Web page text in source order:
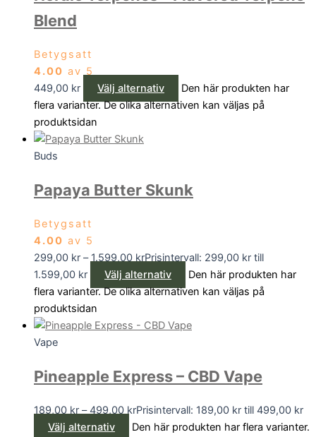
Blend
Betygsatt
4.00 av 5
449,00 kr Välj alternativ
Den här produkten har
flera varianter. De olika alternativen kan väljas på
produktsidan
Buds
Papaya Butter Skunk
Betygsatt
4.00 av 5
299,00 kr – 1.599,00 krPrisintervall: 299,00 kr till
1.599,00 kr
Välj alternativ
Den här produkten har
flera varianter. De olika alternativen kan väljas på
produktsidan
Vape
Pineapple Express – CBD Vape
189,00 kr – 499,00 krPrisintervall: 189,00 kr till 499,00 kr
Välj alternativ
Den här produkten har flera varianter.